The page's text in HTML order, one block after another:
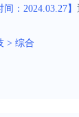
间：2024.03.27】
> 综合